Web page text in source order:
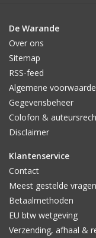
De Warande
Over ons
Sitemap
RSS-feed
Algemene
Gegevensbeheer
Colofon &
Disclaimer
Klantenservice
Contact
Meest gestelde vragen
Betaalmethoden
EU btw wetgeving
Verzending, afhaal &